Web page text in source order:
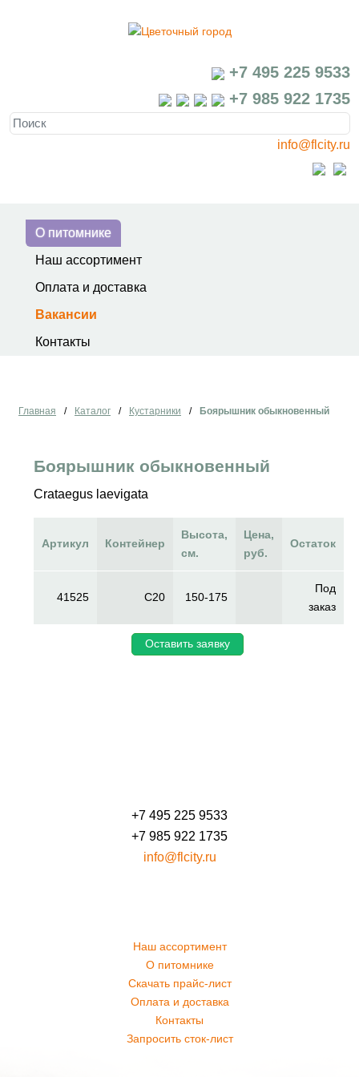
+7 495 225 9533
+7 985 922 1735
info@flcity.ru
О питомнике
Наш ассортимент
Оплата и доставка
Вакансии
Контакты
Главная / Каталог / Кустарники / Боярышник обыкновенный
Боярышник обыкновенный
Crataegus laevigata
Артикул Контейнер
Высота,
см.
Цена,
руб.
Остаток
41525 C20 150-175
Под
заказ
Оставить заявку
+7 495 225 9533
+7 985 922 1735
info@flcity.ru
Наш ассортимент
О питомнике
Скачать прайс-лист
Оплата и доставка
Контакты
Запросить сток-лист